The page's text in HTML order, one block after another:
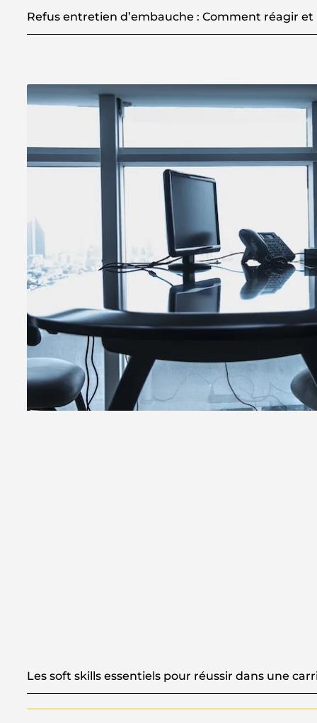
Refus entretien d’embauche : Comment réagir
Les soft skills essentiels pour réussir dans une